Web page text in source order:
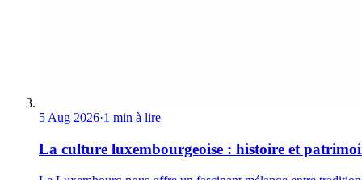
5 Aug 2026·1 min à lire
La culture luxembourgeoise : histoire et